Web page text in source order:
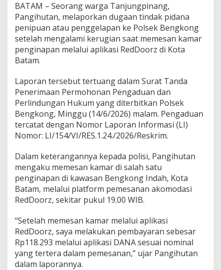
i
k
a
s
i
,
r
g
a
T
a
n
j
u
g
p
i
n
a
n
D
i
u
g
a
BATAM – Seorang warga Tanjungpinang,
Pangihutan, melaporkan dugaan tindak pidana
penipuan atau penggelapan ke Polsek Bengkong
setelah mengalami kerugian saat memesan kamar
penginapan melalui aplikasi RedDoorz di Kota
Batam.
Laporan tersebut tertuang dalam Surat Tanda
Penerimaan Permohonan Pengaduan dan
Perlindungan Hukum yang diterbitkan Polsek
Bengkong, Minggu (14/6/2026) malam. Pengaduan
tercatat dengan Nomor Laporan Informasi (LI)
Nomor: LI/154/VI/RES.1.24./2026/Reskrim.
Dalam keterangannya kepada polisi, Pangihutan
mengaku memesan kamar di salah satu
penginapan di kawasan Bengkong Indah, Kota
Batam, melalui platform pemesanan akomodasi
RedDoorz, sekitar pukul 19.00 WIB.
“Setelah memesan kamar melalui aplikasi
RedDoorz, saya melakukan pembayaran sebesar
Rp118.293 melalui aplikasi DANA sesuai nominal
yang tertera dalam pemesanan,” ujar Pangihutan
dalam laporannya.